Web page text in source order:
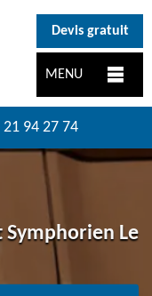
Devis gratuit
MENU
21 94 27 74
Le